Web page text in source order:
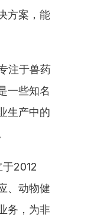
方案，能
注于兽药
一些知名
生产中的
于2012
、动物健
务，为非